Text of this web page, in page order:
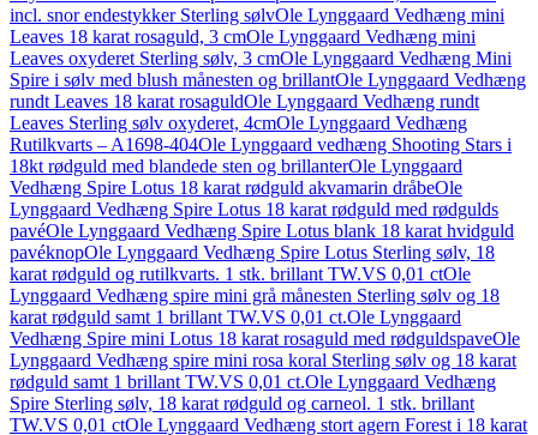
incl. snor endestykker Sterling sølvOle Lynggaard Vedhæng mini
Leaves 18 karat rosaguld, 3 cmOle Lynggaard Vedhæng mini
Leaves oxyderet Sterling sølv, 3 cmOle Lynggaard Vedhæng Mini
Spire i sølv med blush månesten og brillantOle Lynggaard Vedhæng
rundt Leaves 18 karat rosaguldOle Lynggaard Vedhæng rundt
Leaves Sterling sølv oxyderet, 4cmOle Lynggaard Vedhæng
Rutilkvarts – A1698-404Ole Lynggaard vedhæng Shooting Stars i
18kt rødguld med blandede sten og brillanterOle Lynggaard
Vedhæng Spire Lotus 18 karat rødguld akvamarin dråbeOle
Lynggaard Vedhæng Spire Lotus 18 karat rødguld med rødgulds
pavéOle Lynggaard Vedhæng Spire Lotus blank 18 karat hvidguld
pavéknopOle Lynggaard Vedhæng Spire Lotus Sterling sølv, 18
karat rødguld og rutilkvarts. 1 stk. brillant TW.VS 0,01 ctOle
Lynggaard Vedhæng spire mini grå månesten Sterling sølv og 18
karat rødguld samt 1 brillant TW.VS 0,01 ct.Ole Lynggaard
Vedhæng Spire mini Lotus 18 karat rosaguld med rødguldspaveOle
Lynggaard Vedhæng spire mini rosa koral Sterling sølv og 18 karat
rødguld samt 1 brillant TW.VS 0,01 ct.Ole Lynggaard Vedhæng
Spire Sterling sølv, 18 karat rødguld og carneol. 1 stk. brillant
TW.VS 0,01 ctOle Lynggaard Vedhæng stort agern Forest i 18 karat